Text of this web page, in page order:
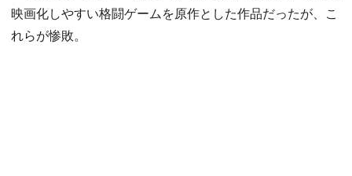
映画化しやすい格闘ゲームを原作とした作品だったが、こ
れらが惨敗。